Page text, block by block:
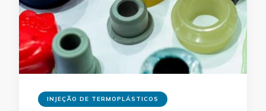
INJEÇÃO DE TERMOPLÁSTICOS